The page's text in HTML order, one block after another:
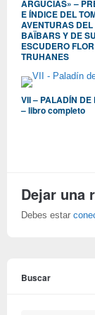
ARGUCIAS» –
E ÍNDICE DEL
AVENTURAS
BAÏBARS Y DE
ESCUDERO
TRUHANES
VII – PALADÍN
– libro completo
Dejar una
Debes estar
Buscar